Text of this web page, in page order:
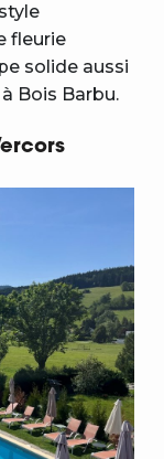
fleurie
solide aussi
Bois Barbu.